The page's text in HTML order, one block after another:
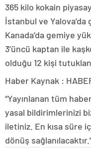
365 kilo kokain
İstanbul ve Yalova’da
Kanada’da gemiye
3’üncü kaptan ile
olduğu 12 kişi
Haber Kaynak :
“Yayınlanan tüm
yasal bildirimlerinizi
iletiniz. En kısa süre
dönüş